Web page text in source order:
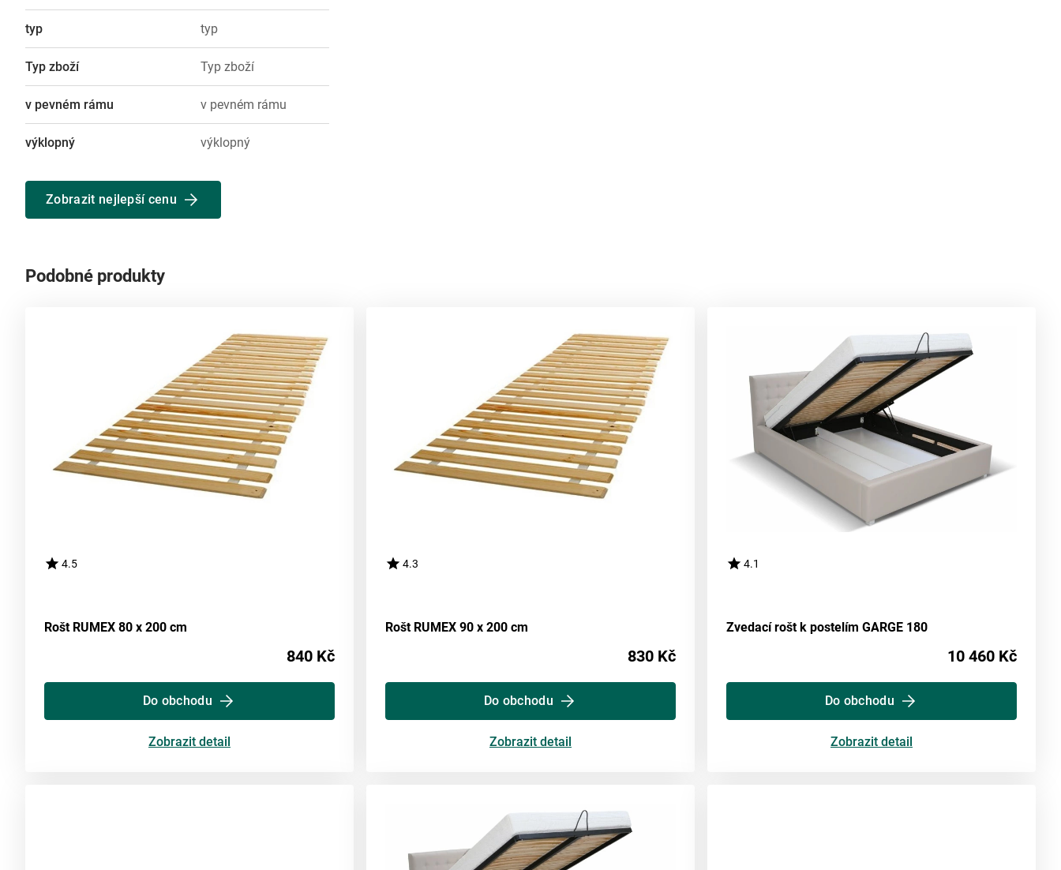
typ typ
Typ zboží Typ zboží
v pevném rámu v pevném rámu
výklopný výklopný
Zobrazit nejlepší cenu
Podobné produkty
4.5
Rošt RUMEX 80 x 200 cm
840 Kč
Do obchodu
Zobrazit detail
4.3
Rošt RUMEX 90 x 200 cm
830 Kč
Do obchodu
Zobrazit detail
4.1
Zvedací rošt k postelím GARGE 180
10 460 Kč
Do obchodu
Zobrazit detail